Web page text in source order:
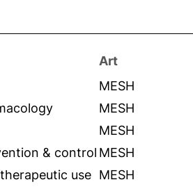
Art
MESH
MESH
MESH
& control MESH
use MESH